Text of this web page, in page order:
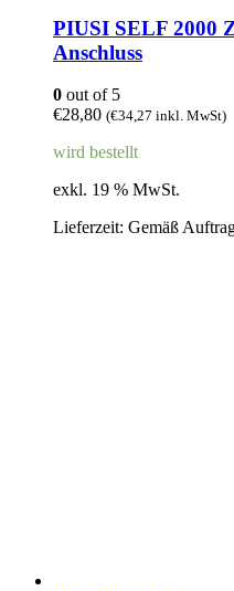
PIUSI SELF 2000
Anschluss
0 out of 5
€28,80 (€34,27 inkl. MwSt)
wird bestellt
exkl. 19 % MwSt.
Lieferzeit: Gemäß